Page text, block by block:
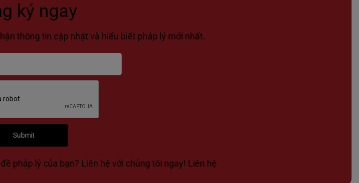
ký ngay
thông tin cập nhật và hiểu biết pháp lý mới nhất.
pháp lý của bạn? Liên hệ với chúng tôi ngay! Liên hệ